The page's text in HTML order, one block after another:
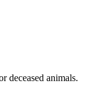
deceased animals.